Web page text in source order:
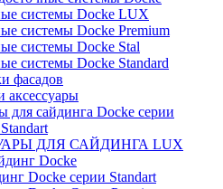
системы Docke LUX
системы Docke Premium
системы Docke Stal
системы Docke Standard
фасадов
аксессуары
для сайдинга Docke серии
ДЛЯ САЙДИНГА LUX
Docke
Docke серии Standart